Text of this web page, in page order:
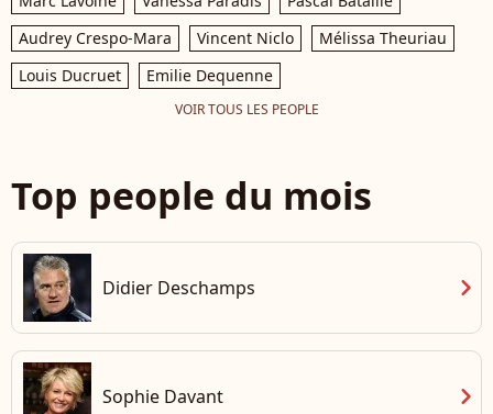
Audrey Crespo-Mara
Vincent Niclo
Mélissa Theuriau
Louis Ducruet
Emilie Dequenne
VOIR TOUS LES PEOPLE
Top people du mois
Didier Deschamps chevron_right
Sophie Davant chevron_right